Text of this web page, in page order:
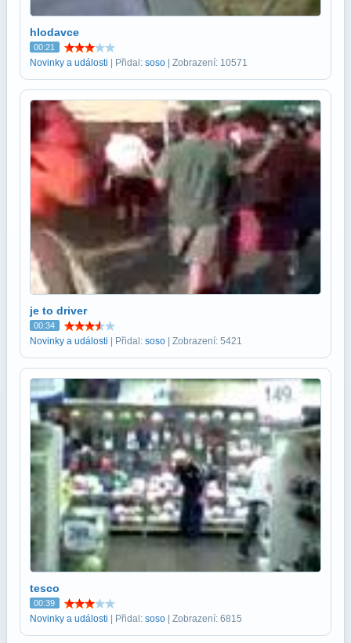
hlodavce
00:21
Novinky a události | Přidal: soso | Zobrazení: 10571
je to driver
00:34
Novinky a události | Přidal: soso | Zobrazení: 5421
tesco
00:39
Novinky a události | Přidal: soso | Zobrazení: 6815